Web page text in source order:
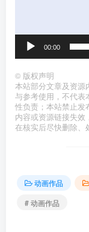
00:00
© 版权声明
本站部分文章及资源
与参考使用，不代表
性负责；本站禁止发
内容或资源链接失效
在核实后尽快删除、
动画作品
# 动画作品